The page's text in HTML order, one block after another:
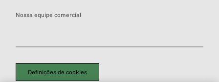
Nossa equipe comercial
Definições de cookies